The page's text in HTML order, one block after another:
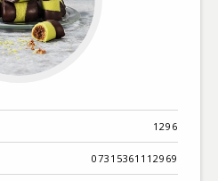
1296
07315361112969